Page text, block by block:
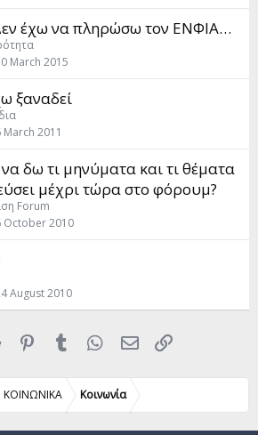
έχω να πληρώσω τον ΕΝΦΙΑ…
March 2015
ξαναδεί
March 2011
δω τι μηνύματα και τι θέματα
μέχρι τώρα στο φόρουμ?
Forum
October 2010
August 2010
Reddit Pinterest
Tumblr WhatsApp
Email
ΚΟΙΝΩΝΙΚΑ Κοινωνία